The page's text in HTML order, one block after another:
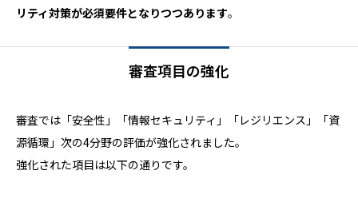
リティ対策が必須要件となりつつあります。
審査項目の強化
審査では「安全性」「情報セキュリティ」「レジリエンス」「資
源循環」次の4分野の評価が強化されました。
強化された項目は以下の通りです。